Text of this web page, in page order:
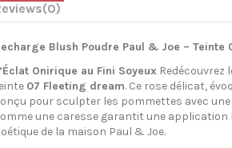
(0)
Blush Poudre Paul & Joe – Teinte
Onirique au Fini SoyeuxRedécouvrez
07 Fleeting dream. Ce rose délicat,
pour sculpter les pommettes avec
une caresse garantit une application
de la maison Paul & Joe.